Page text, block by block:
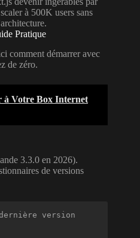
à 500K users sans
Pratique
comment démarrer avec
de zéro.
à Votre Box Internet
3.3.0 en 2026).
de versions
version